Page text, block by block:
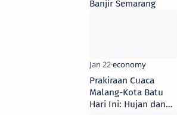
Banjir Semarang
Prakiraan Cuaca
Malang-Kota Batu
Hari Ini: Hujan dan